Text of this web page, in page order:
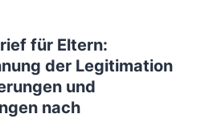
für Eltern:
der Legitimation
und
nach